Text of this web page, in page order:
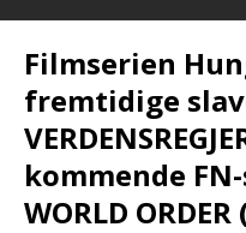
Filmserien
fremtidige
kommende
WORLD